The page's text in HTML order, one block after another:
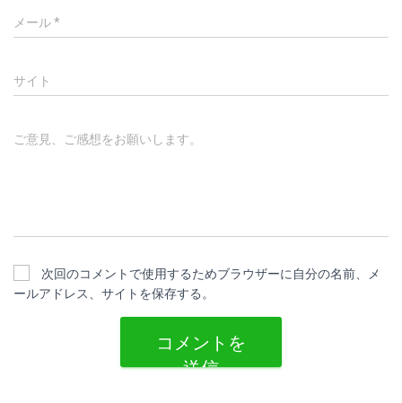
メール*
サイト
ご意見、ご感想をお願いします。
次回のコメントで使用するためブラウザーに自分の名前、メ
ールアドレス、サイトを保存する。